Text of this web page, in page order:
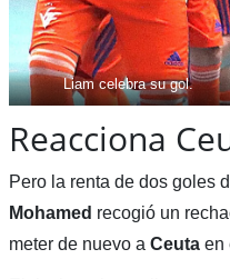
Liam celebra su gol.
Reacciona
Pero la renta de dos goles
Mohamed recogió un
meter de nuevo a Ceutaen